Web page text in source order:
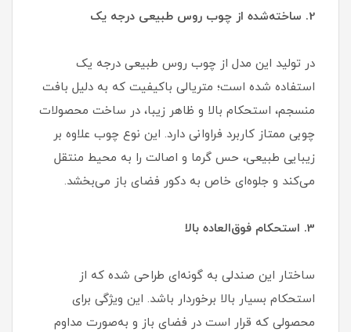
2. ساخته‌شده از چوب روس طبیعی درجه یک
در تولید این مدل از چوب روس طبیعی درجه یک
استفاده شده است؛ متریالی باکیفیت که به دلیل بافت
منسجم، استحکام بالا و ظاهر زیبا، در ساخت محصولات
چوبی ممتاز کاربرد فراوانی دارد. این نوع چوب علاوه بر
زیبایی طبیعی، حس گرما و اصالت را به محیط منتقل
می‌کند و جلوه‌ای خاص به دکور فضای باز می‌بخشد.
3. استحکام فوق‌العاده بالا
ساختار این صندلی به گونه‌ای طراحی شده که از
استحکام بسیار بالا برخوردار باشد. این ویژگی برای
محصولی که قرار است در فضای باز و به‌صورت مداوم